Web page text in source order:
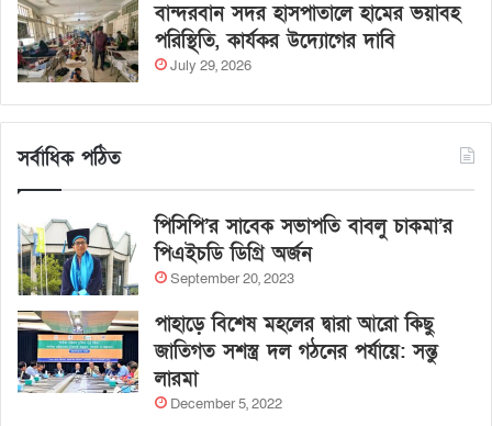
বান্দরবান সদর হাসপাতালে হামের ভয়াবহ
পরিস্থিতি, কার্যকর উদ্যোগের দাবি
July 29, 2026
সর্বাধিক পঠিত
পিসিপি’র সাবেক সভাপতি বাবলু চাকমা’র
পিএইচডি ডিগ্রি অর্জন
September 20, 2023
পাহাড়ে বিশেষ মহলের দ্বারা আরো কিছু
জাতিগত সশস্ত্র দল গঠনের পর্যায়ে: সন্তু
লারমা
December 5, 2022